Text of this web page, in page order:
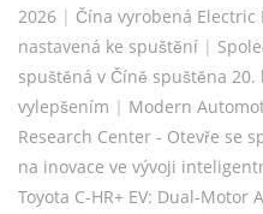
2026 | Čína vyrobená Electric
nastavená ke spuštění |
spuštěná v Číně spuštěna
vylepšením | Modern
Research Center - Otevře se
na inovace ve vývoji
Toyota C-HR+ EV: Dual-Motor